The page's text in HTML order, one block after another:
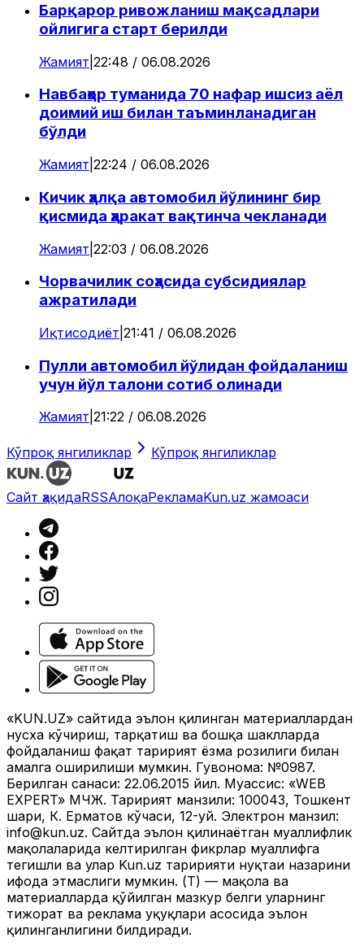
Барқарор ривожланиш мақсадлари
ойлигига старт берилди
Жамият 22:48 / 06.08.2026
Навбаҳор туманида 70 нафар ишсиз аёл
доимий иш билан таъминланадиган
бўлди
Жамият 22:24 / 06.08.2026
Кичик ҳалқа автомобил йўлининг бир
қисмида ҳаракат вақтинча чекланади
Жамият 22:03 / 06.08.2026
Чорвачилик соҳасида субсидиялар
ажратилади
Иқтисодиёт 21:41 / 06.08.2026
Пулли автомобил йўлидан фойдаланиш
учун йўл талони сотиб олинади
Жамият 21:22 / 06.08.2026
Кўпроқ янгиликлар Кўпроқ янгиликлар
Сайт ҳақидаRSSАлоқаРекламаKun.uz жамоаси
«KUN.UZ» сайтида эълон қилинган материаллардан
нусха кўчириш, тарқатиш ва бошқа шаклларда
фойдаланиш фақат таҳририят ёзма розилиги билан
амалга оширилиши мумкин. Гувоҳнома: №0987.
Берилган санаси: 22.06.2015 йил. Муассис: «WEB
EXPERT» МЧЖ. Таҳририят манзили: 100043, Тошкент
шаҳри, К. Ерматов кўчаси, 12-уй. Электрон манзил:
info@kun.uz. Сайтда эълон қилинаётган муаллифлик
мақолаларида келтирилган фикрлар муаллифга
тегишли ва улар Kun.uz таҳририяти нуқтаи назарини
ифода этмаслиги мумкин. (Т) — мақола ва
материалларда қўйилган мазкур белги уларнинг
тижорат ва реклама ҳуқуқлари асосида эълон
қилинганлигини билдиради.